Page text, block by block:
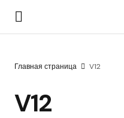
Главная страница V12
V12